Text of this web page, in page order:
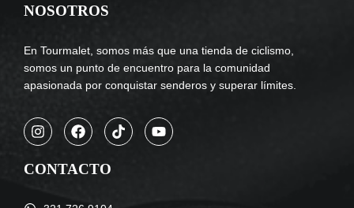
NOSOTROS
En Tourmalet, somos más que una tienda de ciclismo,
somos un punto de encuentro para la comunidad
apasionada por conquistar senderos y superar límites.
CONTACTO